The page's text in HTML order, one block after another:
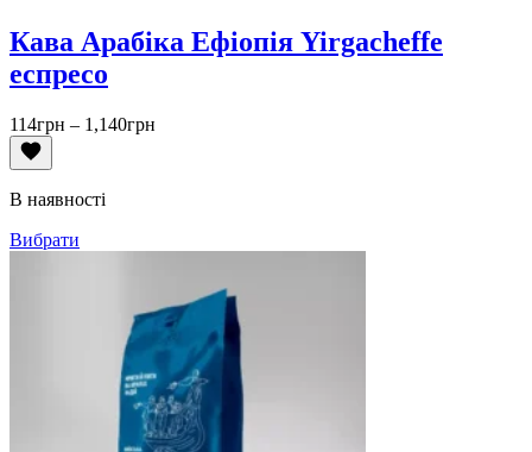
Кава Арабіка Ефіопія Yirgacheffe
еспресо
114грн – 1,140грн
В наявності
Вибрати